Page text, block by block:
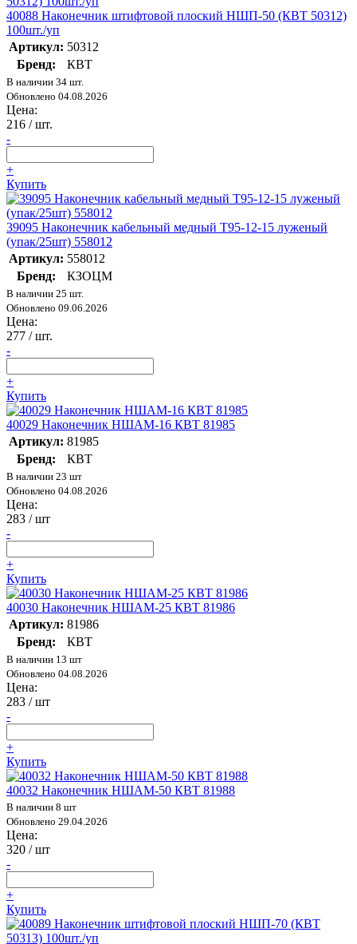
40088 Наконечник штифтовой плоский НШП-50 (КВТ 50312)
100шт./уп
Артикул: 50312
Бренд:
КВТ
В наличии 34 шт.
Обновлено 04.08.2026
Цена:
216 / шт.
-
+
Купить
39095 Наконечник кабельный медный Т95-12-15 луженый
(упак/25шт) 558012
Артикул: 558012
Бренд:
КЗОЦМ
В наличии 25 шт.
Обновлено 09.06.2026
Цена:
277 / шт.
-
+
Купить
40029 Наконечник НШАМ-16 КВТ 81985
Артикул: 81985
Бренд:
КВТ
В наличии 23 шт
Обновлено 04.08.2026
Цена:
283 / шт
-
+
Купить
40030 Наконечник НШАМ-25 КВТ 81986
Артикул: 81986
Бренд:
КВТ
В наличии 13 шт
Обновлено 04.08.2026
Цена:
283 / шт
-
+
Купить
40032 Наконечник НШАМ-50 КВТ 81988
В наличии 8 шт
Обновлено 29.04.2026
Цена:
320 / шт
-
+
Купить